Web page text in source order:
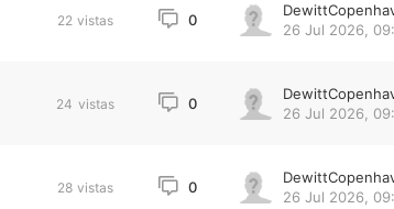
22 vistas 0
26 Jul 2026,
24 vistas 0
26 Jul 2026,
28 vistas 0
26 Jul 2026,